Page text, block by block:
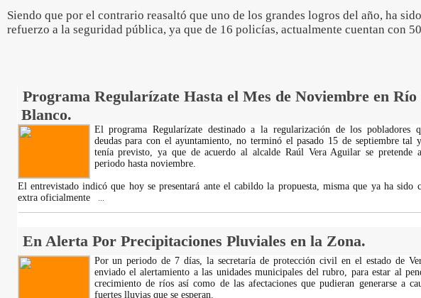
Siendo que por el contrario reasaltó que uno de los grandes logros del año, ha
refuerzo a la seguridad pública, ya que de 16 policías, actualmente cuentan con
Programa Regularízate Hasta el Mes de Noviembre en Río
Blanco.
El programa Regularízate destinado a la regularización de los pobladores
deudas para con el ayuntamiento, no terminó el pasado 15 de septiembre tal
tenía previsto, ya que de acuerdo al alcalde Raúl Vera Aguilar se pretende
periodo hasta noviembre.
El entrevistado indicó que hoy se presentará ante el cabildo la propuesta, misma que ya ha sido
extra oficialmente
En Alerta Por Precipitaciones Pluviales en la Zona.
Por un periodo de 7 días, la secretaría de protección civil en el estado de
enviado el alertamiento a las unidades municipales del rubro, para estar al
crecimiento de ríos así como de las afectaciones que pudieran generarse a
fuertes lluvias que se esperan.